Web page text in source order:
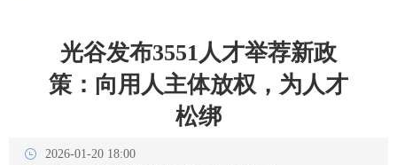
光谷发布3551人才举荐新政
策：向用人主体放权，为人才
松绑
2026-01-20 18:00